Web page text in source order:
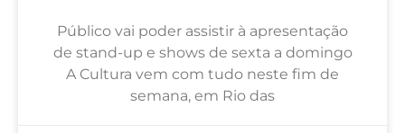
Público vai poder assistir à apresentação
de stand-up e shows de sexta a domingo
A Cultura vem com tudo neste fim de
semana, em Rio das